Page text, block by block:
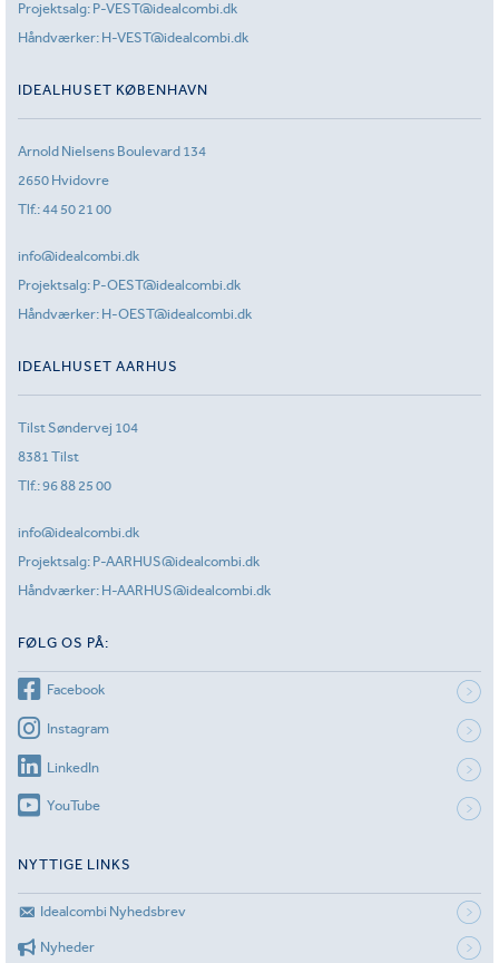
Projektsalg: P-VEST@idealcombi.dk
Håndværker: H-VEST@idealcombi.dk
IDEALHUSET KØBENHAVN
Arnold Nielsens Boulevard 134
2650 Hvidovre
Tlf.:44 50 21 00
info@idealcombi.dk
Projektsalg: P-OEST@idealcombi.dk
Håndværker: H-OEST@idealcombi.dk
IDEALHUSET AARHUS
Tilst Søndervej 104
8381 Tilst
Tlf.:96 88 25 00
info@idealcombi.dk
Projektsalg: P-AARHUS@idealcombi.dk
Håndværker: H-AARHUS@idealcombi.dk
FØLG OS PÅ:
Facebook
Instagram
LinkedIn
YouTube
NYTTIGE LINKS
Idealcombi Nyhedsbrev
Nyheder